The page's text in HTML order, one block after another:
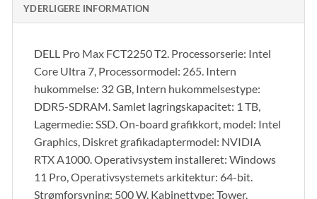
YDERLIGERE INFORMATION
DELL Pro Max FCT2250 T2. Processorserie: Intel
Core Ultra 7, Processormodel: 265. Intern
hukommelse: 32 GB, Intern hukommelsestype:
DDR5-SDRAM. Samlet lagringskapacitet: 1 TB,
Lagermedie: SSD. On-board grafikkort, model: Intel
Graphics, Diskret grafikadaptermodel: NVIDIA
RTX A1000. Operativsystem installeret: Windows
11 Pro, Operativsystemets arkitektur: 64-bit.
Strømforsyning: 500 W. Kabinettype: Tower.